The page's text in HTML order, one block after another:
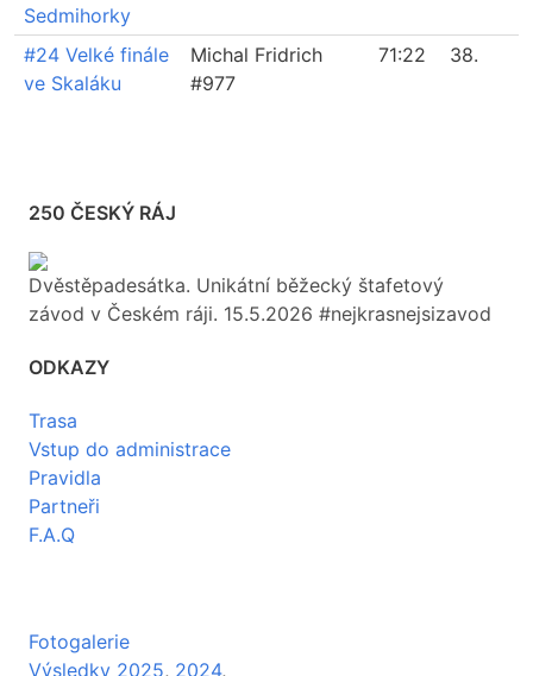
Sedmihorky
#24 Velké finále
ve Skaláku
Michal Fridrich
#977
71:22 38.
250 ČESKÝ RÁJ
Dvěstěpadesátka. Unikátní běžecký štafetový
závod v Českém ráji. 15.5.2026 #nejkrasnejsizavod
ODKAZY
Trasa
Vstup do administrace
Pravidla
Partneři
F.A.Q
Fotogalerie
Výsledky 2025, 2024,